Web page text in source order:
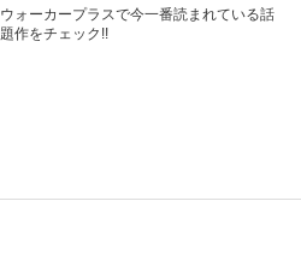
ウォーカープラスで今一番読まれている話
題作をチェック!!